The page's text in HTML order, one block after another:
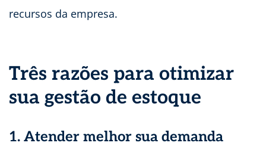
recursos da empresa.
Três razões para otimizar
sua gestão de estoque
1. Atender melhor sua demanda